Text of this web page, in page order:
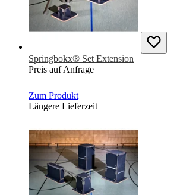
Springbokx® Set Extension
Preis auf Anfrage
Zum Produkt
Längere Lieferzeit